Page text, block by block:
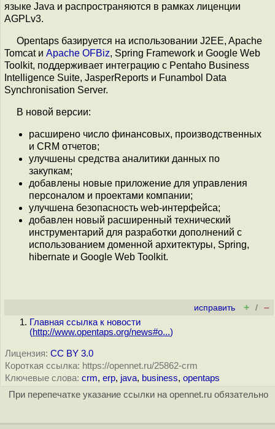
языке Jаva и распространяются в рамках лиценции
AGPLv3.
Opentaps базируется на использовании J2EE, Apache
Tomcat и Apache OFBiz, Spring Framework и Google Web
Toolkit, поддерживает интеграцию с Pentaho Business
Intelligence Suite, JasperReports и Funambol Data
Synchronisation Server.
В новой версии:
расширено число финансовых, производственных
и CRM отчетов;
улучшены средства аналитики данных по
закупкам;
добавлены новые приложение для управления
персоналом и проектами компании;
улучшена безопасность web-интерфейса;
добавлен новый расширенный технический
инструментарий для разработки дополнений с
использованием доменной архитектуры, Spring,
hibernate и Google Web Toolkit.
исправить + / –
Главная ссылка к новости
(http://www.opentaps.org/news#o...)
Лицензия: CC BY 3.0
Короткая ссылка: https://opennet.ru/25862-crm
Ключевые слова: crm, erp, java, business, opentaps
При перепечатке указание ссылки на opennet.ru обязательно